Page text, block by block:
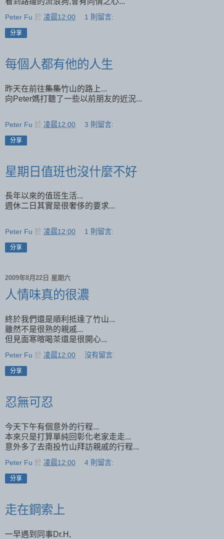
Peter Fu 於 凌晨12:00 1 則留言:
分享
每個人都有他的人生
昨天在前往集集竹山的路上...
向Peter媽打聽了一些以前朋友的近況...
Peter Fu 於 凌晨12:00 3 則留言:
分享
星期日值班也沒什麼不好
長年以來的值班生活...
週休二日其實是很奢侈的要求...
Peter Fu 於 凌晨12:00 1 則留言:
分享
2009年8月22日 星期六
人情味真的很濃
終於我們還是順利抵達了竹山...
雖然不是很熟的親戚...
但見面寒暄喝茶還是很開心...
Peter Fu 於 凌晨12:00 沒有留言:
分享
忍無可忍
今天下午有個意外的行程...
本來只是打算單純回彰化老家走走...
意外多了去南投竹山拜訪親戚的行程...
Peter Fu 於 凌晨12:00 4 則留言:
分享
走在鋼索上
一早遇到同事Dr.H,